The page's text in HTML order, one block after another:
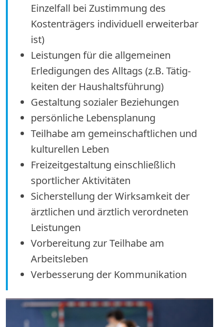
Einzelfall bei Zustimmung des
Kostenträgers individuell erweiterbar
ist)
Leistungen für die allgemeinen
Erledigungen des Alltags (z.B. Tätig-
keiten der Haushaltsführung)
Gestaltung sozialer Beziehungen
persönliche Lebensplanung
Teilhabe am gemeinschaftlichen und
kulturellen Leben
Freizeitgestaltung einschließlich
sportlicher Aktivitäten
Sicherstellung der Wirksamkeit der
ärztlichen und ärztlich verordneten
Leistungen
Vorbereitung zur Teilhabe am
Arbeitsleben
Verbesserung der Kommunikation